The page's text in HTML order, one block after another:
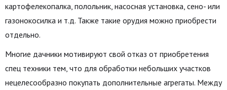
картофелекопалка, полольник, насосная установка, сено- или
газонокосилка и т.д. Также такие орудия можно приобрести
отдельно.
Многие дачники мотивируют свой отказ от приобретения
спец техники тем, что для обработки небольших участков
нецелесообразно покупать дополнительные агрегаты. Между